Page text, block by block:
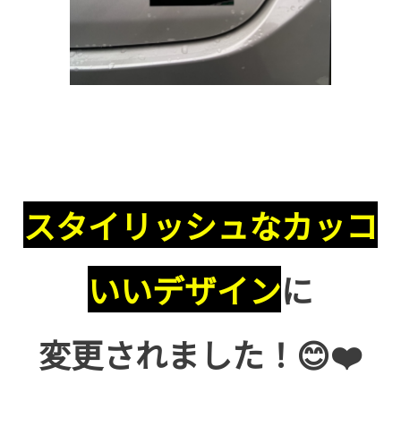
スタイリッシュなカッコ
いいデザインに
変更されました！😊❤️